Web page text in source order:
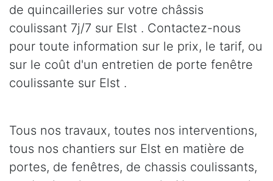
de quincailleries sur votre châssis
coulissant 7j/7 sur Elst . Contactez-nous
pour toute information sur le prix, le tarif, ou
sur le coût d'un entretien de porte fenêtre
coulissante sur Elst .
Tous nos travaux, toutes nos interventions,
tous nos chantiers sur Elst en matière de
portes, de fenêtres, de chassis coulissants,